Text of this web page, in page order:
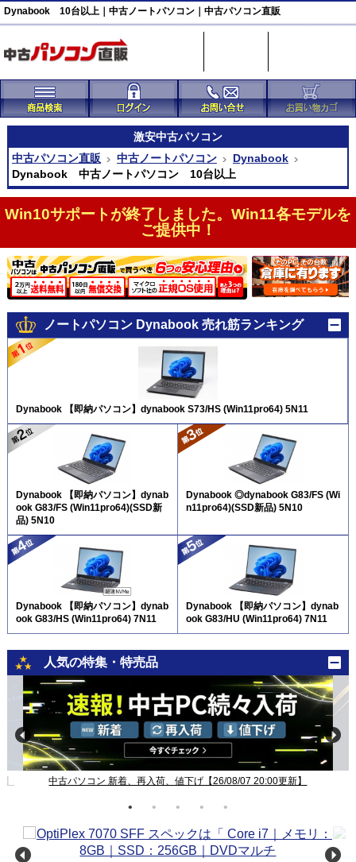
Dynabook 10台以上｜中古ノートパソコン｜中古パソコン直販
激安中古パソコン
中古パソコン直販
中古ノートパソコン
Dynabook
Dynabook 中古ノートパソコン 10台以上
Win10サポートが終了しました。Win11各モデルを
ご提供中！
ノートパソコン Dynabook 売れ筋ランキング
Dynabook 【即納パソコン】dynabook S73/HS (Win11pro64) 5N11
Dynabook 【即納パソコン】dynab
ook G83/FS (Win11pro64)(SSD新
品) 5N10
Dynabook ◎dynabook G83/FS (Wi
n11pro64)(SSD新品) 5N10
Dynabook 【即納パソコン】dynab
ook G83/HS (Win11pro64) 7N11
Dynabook 【即納パソコン】dynab
ook G83/HU (Win11pro64) 7N11
人気の特集・特売品
中古パソコン 新着、再入荷、値下げ【26/08/07 20:00更新】